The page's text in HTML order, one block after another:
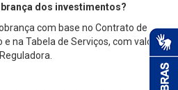
dos investimentos?
com base no Contrato de
na Tabela de Serviços, com valores